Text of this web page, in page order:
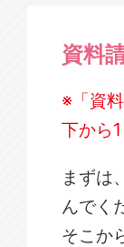
資料
※「資
下から
まずは
んでく
そこか